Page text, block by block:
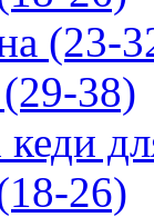
(23-
38)
26)